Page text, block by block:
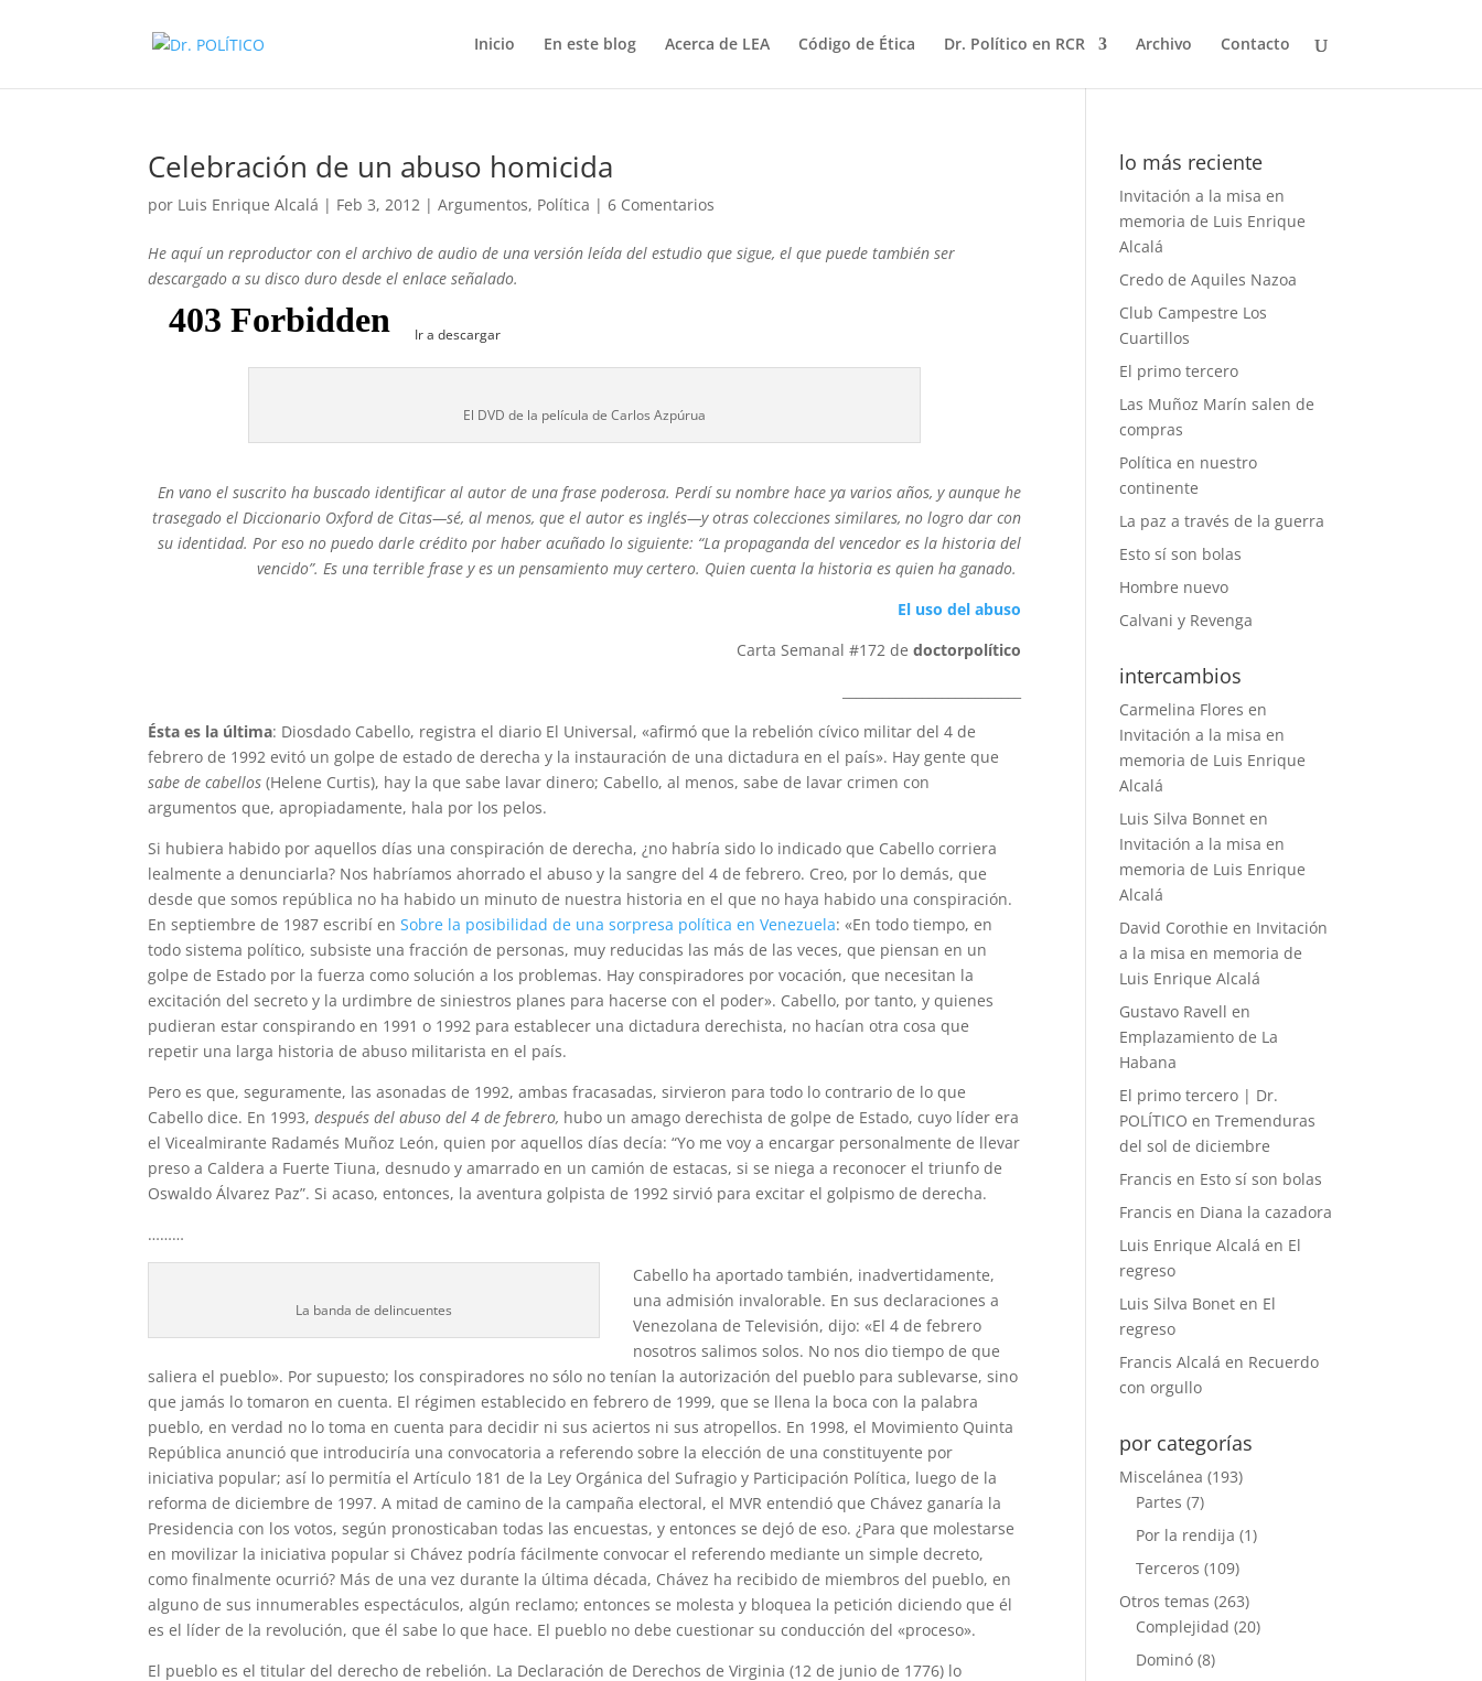
Inicio En este blog Acerca de LEA Código de Ética Dr. Político en RCR Archivo Contacto
Celebración de un abuso homicida
por Luis Enrique Alcalá | Feb 3, 2012 |Argumentos, Política |6 Comentarios
He aquí un reproductor con el archivo de audio de una versión leída del estudio que sigue, el que puede también ser
descargado a su disco duro desde el enlace señalado.
Ir a descargar
El DVD de la película de Carlos Azpúrua
En vano el suscrito ha buscado identificar al autor de una frase poderosa. Perdí su nombre hace ya varios años, y aunque he
trasegado el Diccionario Oxford de Citas—sé, al menos, que el autor es inglés—y otras colecciones similares, no logro dar con
su identidad. Por eso no puedo darle crédito por haber acuñado lo siguiente: “La propaganda del vencedor es la historia del
vencido”. Es una terrible frase y es un pensamiento muy certero. Quien cuenta la historia es quien ha ganado.
El uso del abuso
Carta Semanal #172 dedoctorpolítico
Ésta es la última: Diosdado Cabello, registra el diario El Universal, «afirmó que la rebelión cívico militar del 4 de
febrero de 1992 evitó un golpe de estado de derecha y la instauración de una dictadura en el país». Hay gente que
sabe de cabellos (Helene Curtis), hay la que sabe lavar dinero; Cabello, al menos, sabe de lavar crimen con
argumentos que, apropiadamente, hala por los pelos.
Si hubiera habido por aquellos días una conspiración de derecha, ¿no habría sido lo indicado que Cabello corriera
lealmente a denunciarla? Nos habríamos ahorrado el abuso y la sangre del 4 de febrero. Creo, por lo demás, que
desde que somos república no ha habido un minuto de nuestra historia en el que no haya habido una conspiración.
En septiembre de 1987 escribí enSobre la posibilidad de una sorpresa política en Venezuela: «En todo tiempo, en
todo sistema político, subsiste una fracción de per­sonas, muy reducidas las más de las veces, que piensan en un
golpe de Estado por la fuerza como solución a los problemas. Hay conspiradores por vocación, que necesitan la
excitación del secreto y la urdimbre de siniestros planes para hacerse con el poder». Cabello, por tanto, y quienes
pudieran estar conspirando en 1991 o 1992 para establecer una dictadura derechista, no hacían otra cosa que
repetir una larga historia de abuso militarista en el país.
Pero es que, seguramente, las asonadas de 1992, ambas fracasadas, sirvieron para todo lo contrario de lo que
Cabello dice. En 1993,después del abuso del 4 de febrero, hubo un amago derechista de golpe de Estado, cuyo líder era
el Vicealmirante Radamés Muñoz León, quien por aquellos días decía: “Yo me voy a encargar personalmente de llevar
preso a Caldera a Fuerte Tiuna, desnudo y amarrado en un camión de estacas, si se niega a reconocer el triunfo de
Oswaldo Álvarez Paz”. Si acaso, entonces, la aventura golpista de 1992 sirvió para excitar el golpismo de derecha.
………
La banda de delincuentes
Cabello ha aportado también, inadvertidamente,
una admisión invalorable. En sus declaraciones a
Venezolana de Televisión, dijo: «El 4 de febrero
nosotros salimos solos. No nos dio tiempo de que
saliera el pueblo». Por supuesto; los conspiradores no sólo no tenían la autorización del pueblo para sublevarse, sino
que jamás lo tomaron en cuenta. El régimen establecido en febrero de 1999, que se llena la boca con la palabra
pueblo, en verdad no lo toma en cuenta para decidir ni sus aciertos ni sus atropellos. En 1998, el Movimiento Quinta
República anunció que introduciría una convocatoria a referendo sobre la elección de una constituyente por
iniciativa popular; así lo permitía el Artículo 181 de la Ley Orgánica del Sufragio y Participación Política, luego de la
reforma de diciembre de 1997. A mitad de camino de la campaña electoral, el MVR entendió que Chávez ganaría la
Presidencia con los votos, según pronosticaban todas las encuestas, y entonces se dejó de eso. ¿Para que molestarse
en movilizar la iniciativa popular si Chávez podría fácilmente convocar el referendo mediante un simple decreto,
como finalmente ocurrió? Más de una vez durante la última década, Chávez ha recibido de miembros del pueblo, en
alguno de sus innumerables espectáculos, algún reclamo; entonces se molesta y bloquea la petición diciendo que él
es el líder de la revolución, que él sabe lo que hace. El pueblo no debe cuestionar su conducción del «proceso».
El pueblo es el titular del derecho de rebelión. La Declaración de Derechos de Virginia (12 de junio de 1776) lo
lo más reciente
Invitación a la misa en
memoria de Luis Enrique
Alcalá
Credo de Aquiles Nazoa
Club Campestre Los
Cuartillos
El primo tercero
Las Muñoz Marín salen de
compras
Política en nuestro
continente
La paz a través de la guerra
Esto sí son bolas
Hombre nuevo
Calvani y Revenga
intercambios
Carmelina Flores en
Invitación a la misa en
memoria de Luis Enrique
Alcalá
Luis Silva Bonnet en
Invitación a la misa en
memoria de Luis Enrique
Alcalá
David Corothie en Invitación
a la misa en memoria de
Luis Enrique Alcalá
Gustavo Ravell en
Emplazamiento de La
Habana
El primo tercero | Dr.
POLÍTICO enTremenduras
del sol de diciembre
Francis en Esto sí son bolas
Francis en Diana la cazadora
Luis Enrique Alcalá en El
regreso
Luis Silva Bonet en El
regreso
Francis Alcalá en Recuerdo
con orgullo
por categorías
Miscelánea (193)
Partes (7)
Por la rendija (1)
Terceros (109)
Otros temas (263)
Complejidad (20)
Dominó (8)